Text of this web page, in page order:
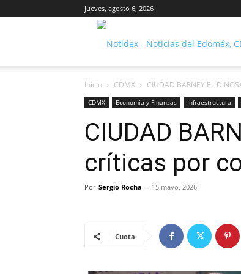
jueves, agosto 6, 2026
Inicio CDMX CIUDAD BARNEY EL
CDMX Economía y Finanzas Infraestructura
CIUDAD
críticas por
Por Sergio Rocha - 15 mayo, 2026
Cuota